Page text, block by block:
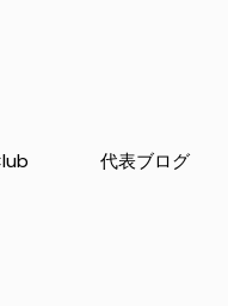
代表ブログ